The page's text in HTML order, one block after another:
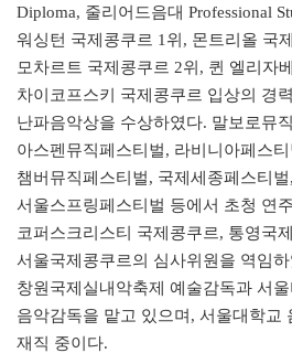
Diploma, 줄리어드음대 Professional
워싱턴 국제콩쿠르 1위, 몬트리올 국
모차르트 국제콩쿠르 2위, 퀸 엘리자
차이코프스키 국제콩쿠르 입상의 경
난파음악상을 수상하였다. 말보로뮤
아스펜뮤직페스티벌, 라비니아페스
챔버뮤직페스티벌, 국제세종페스티
서울스프링페스티벌 등에서 초청 연
코퍼스크리스티 국제콩쿠르, 통영국
서울국제콩쿠르의 심사위원을 역임하
창원국제실내악축제 예술감독과 서
음악감독을 맡고 있으며, 서울대학교
재직 중이다.